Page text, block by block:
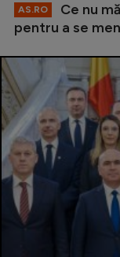
AS.RO
Ce nu
pentru a se